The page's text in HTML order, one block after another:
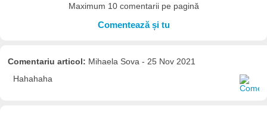
Maximum 10 comentarii pe pagină
Comentează și tu
Comentariu articol: Mihaela Sova - 25 Nov 2021
Hahahaha